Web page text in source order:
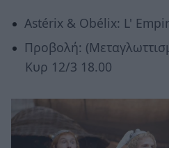
Astérix & Obélix: L'
Προβολή:
Κυρ 12/3 18.00